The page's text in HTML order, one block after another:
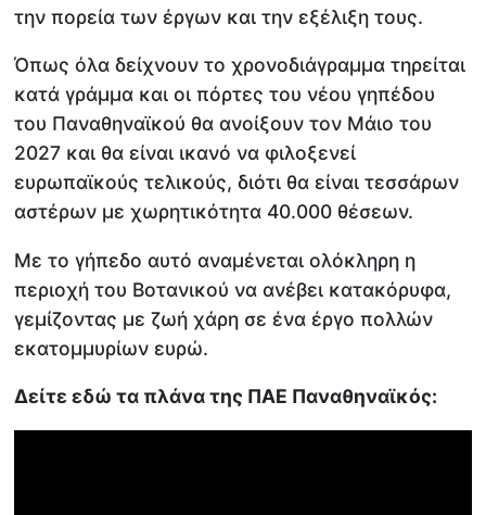
την πορεία των έργων και την εξέλιξη τους.
Όπως όλα δείχνουν το χρονοδιάγραμμα τηρείται
κατά γράμμα και οι πόρτες του νέου γηπέδου
του Παναθηναϊκού θα ανοίξουν τον Μάιο του
2027 και θα είναι ικανό να φιλοξενεί
ευρωπαϊκούς τελικούς, διότι θα είναι τεσσάρων
αστέρων με χωρητικότητα 40.000 θέσεων.
Με το γήπεδο αυτό αναμένεται ολόκληρη η
περιοχή του Βοτανικού να ανέβει κατακόρυφα,
γεμίζοντας με ζωή χάρη σε ένα έργο πολλών
εκατομμυρίων ευρώ.
Δείτε εδώ τα πλάνα της ΠΑΕ Παναθηναϊκός: